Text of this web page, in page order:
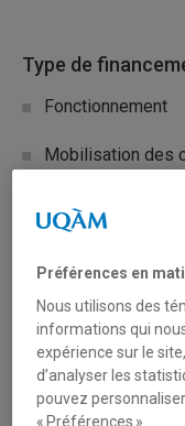
Type de
Fonctionnement
Mobilisation des
Sciences
Sciences liées à
Sciences
Préférences en
Nous utilisons des
informations qui
expérience sur le
d’analyser les
pouvez
« Préférences ».